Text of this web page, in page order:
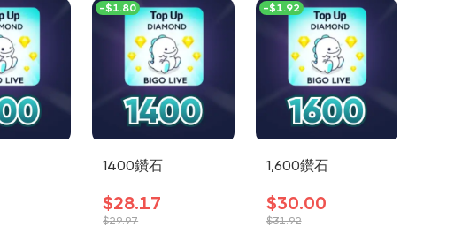
1400鑽石
$28.17
$29.97
-$1.80
1,600鑽石
$30.00
$31.92
-$1.92